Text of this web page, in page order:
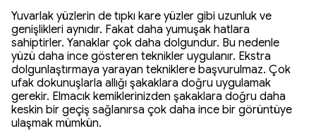
Yuvarlak yüzlerin de tıpkı kare yüzler gibi uzunluk ve
genişlikleri aynıdır. Fakat daha yumuşak hatlara
sahiptirler. Yanaklar çok daha dolgundur. Bu nedenle
yüzü daha ince gösteren teknikler uygulanır. Ekstra
dolgunlaştırmaya yarayan tekniklere başvurulmaz. Çok
ufak dokunuşlarla allığı şakaklara doğru uygulamak
gerekir. Elmacık kemiklerinizden şakaklara doğru daha
keskin bir geçiş sağlanırsa çok daha ince bir görüntüye
ulaşmak mümkün.